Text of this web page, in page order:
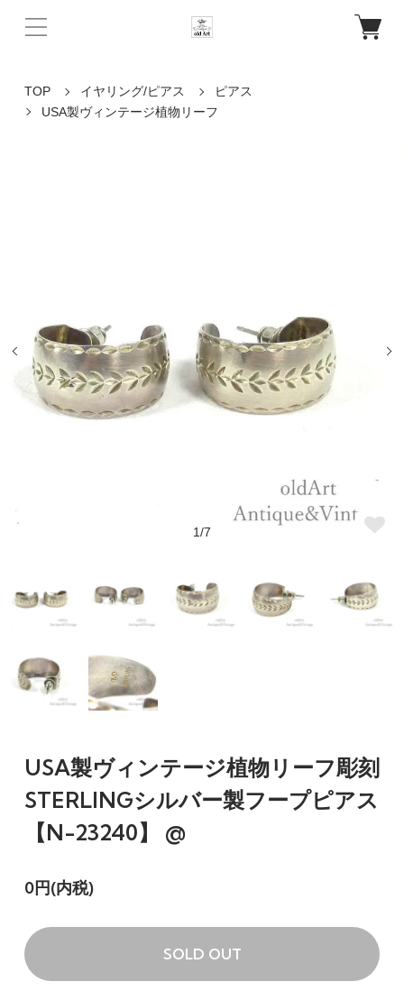
TOP イヤリング/ピアス
ピアス
USA製ヴィンテージ植物リーフ
1/7
USA製ヴィンテージ植物リーフ彫刻
STERLINGシルバー製フープピアス
【N-23240】 @
0円(内税)
SOLD OUT